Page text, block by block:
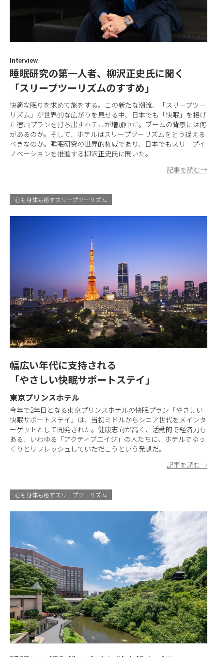
Interview
睡眠研究の第一人者、柳沢正史氏に聞く
「スリープツーリズムのすすめ」
快適な眠りを求めて旅をする。この新たな潮流、「スリープツー
リズム」が世界的な広がりを見せる中、日本でも「快眠」を掲げ
た宿泊プランを打ち出すホテルが増加中だ。ブームの背景には何
があるのか。そして、ホテルはスリープツーリズムをどう捉える
べきなのか。睡眠研究の世界的権威であり、日本でもスリープイ
ノベーションを推進する柳沢正史氏に聞いた。
記事を読む→
心も身体も癒すスリープツーリズム
幅広い年代に支持される
「やさしい快眠サポートステイ」
東京プリンスホテル
今年で2年目となる東京プリンスホテルの快眠プラン「やさしい
快眠サポートステイ」は、当初ミドルからシニア世代をメインタ
ーゲットとして開発された。健康志向が高く、活動的で経済力も
ある、いわゆる「アクティブエイジ」の人たちに、ホテルでゆっ
くりとリフレッシュしていただこうという発想だ。
記事を読む→
心も身体も癒すスリープツーリズム